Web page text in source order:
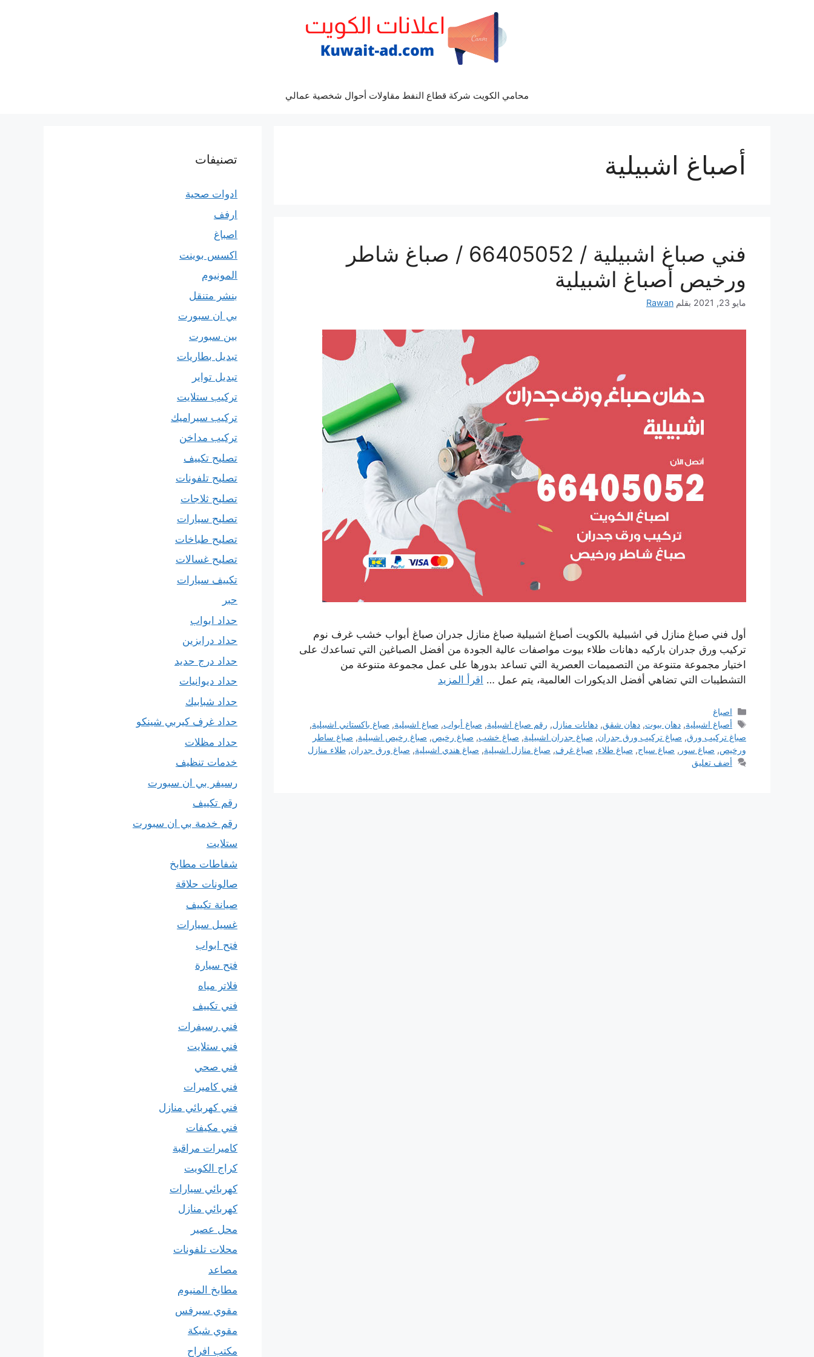
محامي الكويت شركة قطاع النفط مقاولات أحوال شخصية عمالي
أصباغ اشبيلية
فني صباغ اشبيلية / 66405052 / صباغ شاطر
ورخيص أصباغ اشبيلية
مايو 23, 2021 بقلم Rawan
أول فني صباغ منازل في اشبيلية بالكويت أصباغ اشبيلية صباغ منازل جدران صباغ أبواب خشب غرف نوم
تركيب ورق جدران باركيه دهانات طلاء بيوت مواصفات عالية الجودة من أفضل الصباغين التي تساعدك على
اختيار مجموعة متنوعة من التصميمات العصرية التي تساعد بدورها على عمل مجموعة متنوعة من
التشطيبات التي تضاهي أفضل الديكورات العالمية، يتم عمل … اقرأ المزيد
التصنيفات
اصباغ
الوسوم
أصباغ اشبيلية,دهان بيوت,دهان شقق,دهانات منازل, رقم صباغ اشبيلية, صباغ أبواب, صباغ اشبيلية, صباغ باكستاني اشبيلية,
صباغ تركيب ورق, صباغ تركيب ورق جدران, صباغ جدران اشبيلية, صباغ خشب, صباغ رخيص, صباغ رخيص اشبيلية, صباغ ساطر
ورخيص, صباغ سور , صباغ سياج, صباغ طلاء, صباغ غرف, صباغ منازل اشبيلية, صباغ هندي اشبيلية, صباغ ورق جدران, طلاء منازل
أضف تعليق
تصنيفات
ادوات صحية
ارفف
اصباغ
اكسس بوينت
المونيوم
بنشر متنقل
بي ان سبورت
بين سبورت
تبديل بطاريات
تبديل تواير
تركيب ستلايت
تركيب سيراميك
تركيب مداخن
تصليح تكييف
تصليح تلفونات
تصليح ثلاجات
تصليح سيارات
تصليح طباخات
تصليح غسالات
تكييف سيارات
حبر
حداد ابواب
حداد درابزين
حداد درج حديد
حداد ديوانيات
حداد شبابيك
حداد غرف كيربي شينكو
حداد مظلات
خدمات تنظيف
رسيفر بي ان سبورت
رقم تكييف
رقم خدمة بي ان سبورت
ستلايت
شفاطات مطابخ
صالونات حلاقة
صيانة تكييف
غسيل سيارات
فتح ابواب
فتح سيارة
فلاتر مياه
فني تكييف
فني رسيفرات
فني ستلايت
فني صحي
فني كاميرات
فني كهربائي منازل
فني مكيفات
كاميرات مراقبة
كراج الكويت
كهربائي سيارات
كهربائي منازل
محل عصير
محلات تلفونات
مصاعد
مطابخ المنيوم
مقوي سيرفس
مقوي شبكة
مكتب افراح